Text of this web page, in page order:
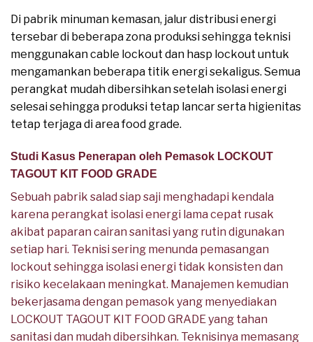
Di pabrik minuman kemasan, jalur distribusi energi
tersebar di beberapa zona produksi sehingga teknisi
menggunakan cable lockout dan hasp lockout untuk
mengamankan beberapa titik energi sekaligus. Semua
perangkat mudah dibersihkan setelah isolasi energi
selesai sehingga produksi tetap lancar serta higienitas
tetap terjaga di area food grade.
Studi Kasus Penerapan oleh Pemasok LOCKOUT
TAGOUT KIT FOOD GRADE
Sebuah pabrik salad siap saji menghadapi kendala
karena perangkat isolasi energi lama cepat rusak
akibat paparan cairan sanitasi yang rutin digunakan
setiap hari. Teknisi sering menunda pemasangan
lockout sehingga isolasi energi tidak konsisten dan
risiko kecelakaan meningkat. Manajemen kemudian
bekerjasama dengan pemasok yang menyediakan
LOCKOUT TAGOUT KIT FOOD GRADE yang tahan
sanitasi dan mudah dibersihkan. Teknisinya memasang